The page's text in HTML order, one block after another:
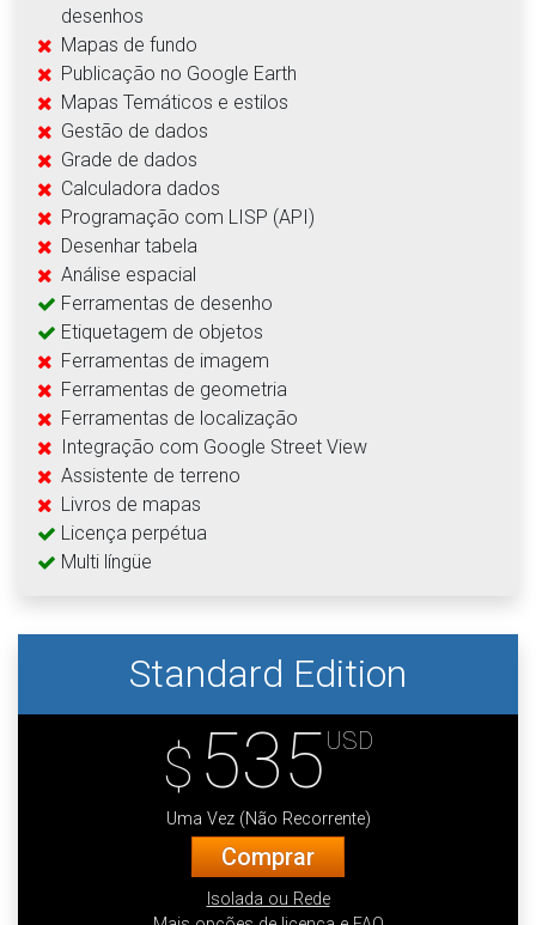
desenhos
Mapas de fundo
Publicação no Google Earth
Mapas Temáticos e estilos
Gestão de dados
Grade de dados
Calculadora dados
Programação com LISP (API)
Desenhar tabela
Análise espacial
Ferramentas de desenho
Etiquetagem de objetos
Ferramentas de imagem
Ferramentas de geometria
Ferramentas de localização
Integração com Google Street View
Assistente de terreno
Livros de mapas
Licença perpétua
Multi língüe
Standard Edition
$ 535 USD
Uma Vez (Não Recorrente)
Comprar
Isolada ou Rede